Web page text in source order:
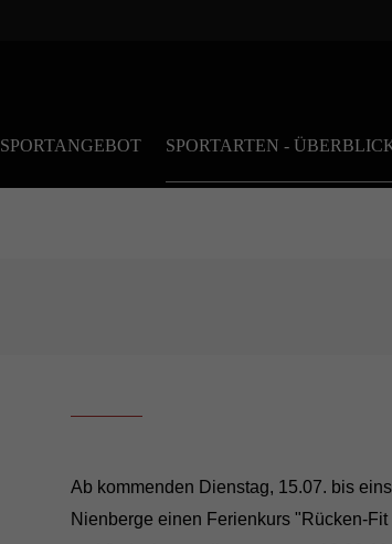
SPORTANGEBOT SPORTARTEN -
Ab kommenden Dienstag, 15.07. bis
Nienberge einen Ferienkurs "Rücken-